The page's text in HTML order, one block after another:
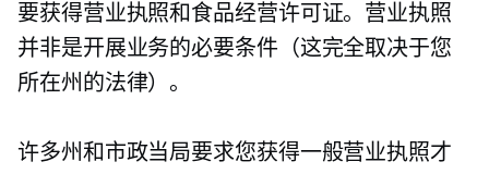
要获得营业执照和食品经营许可证。营业执照
并非是开展业务的必要条件（这完全取决于您
所在州的法律）。
许多州和市政当局要求您获得一般营业执照才